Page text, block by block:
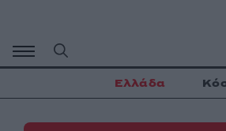
περιεχόμενο
Ελλάδα